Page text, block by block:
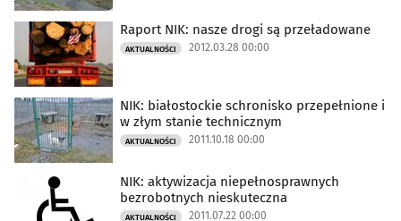
Raport NIK: nasze drogi są przeładowane
AKTUALNOŚCI 2012.03.28 00:00
NIK: białostockie schronisko przepełnione i
w złym stanie technicznym
AKTUALNOŚCI 2011.10.18 00:00
NIK: aktywizacja niepełnosprawnych
bezrobotnych nieskuteczna
AKTUALNOŚCI 2011.07.22 00:00